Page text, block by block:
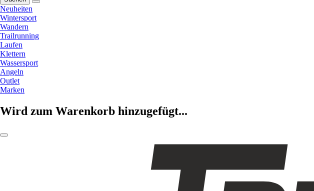
Neuheiten
Wintersport
Wandern
Trailrunning
Laufen
Klettern
Wassersport
Angeln
Outlet
Marken
Wird zum Warenkorb hinzugefügt...